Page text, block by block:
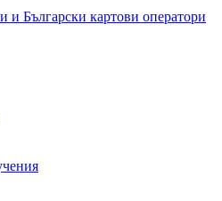
и Български картови оператори